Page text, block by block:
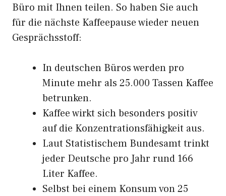
Büro mit Ihnen teilen. So haben Sie auch
für die nächste Kaffeepause wieder neuen
Gesprächsstoff:
In deutschen Büros werden pro
Minute mehr als 25.000 Tassen Kaffee
betrunken.
Kaffee wirkt sich besonders positiv
auf die Konzentrationsfähigkeit aus.
Laut Statistischem Bundesamt trinkt
jeder Deutsche pro Jahr rund 166
Liter Kaffee.
Selbst bei einem Konsum von 25